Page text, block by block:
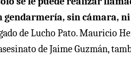
sin cámara,
de Lucho Pato. Mauricio
de Jaime Guzmán,